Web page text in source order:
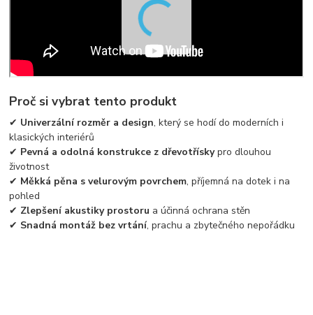
Proč si vybrat tento produkt
✔ Univerzální rozměr a design, který se hodí do moderních i
klasických interiérů
✔ Pevná a odolná konstrukce z dřevotřískypro dlouhou
životnost
✔ Měkká pěna s velurovým povrchem, příjemná na dotek i na
pohled
✔ Zlepšení akustiky prostoru a účinná ochrana stěn
✔ Snadná montáž bez vrtání, prachu a zbytečného nepořádku